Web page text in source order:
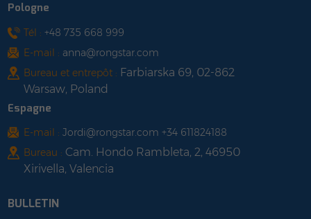
Pologne
Tél : +48 735 668 999
E-mail : anna@rongstar.com
Bureau et entrepôt : Farbiarska 69, 02-862
Warsaw, Poland
Espagne
E-mail : Jordi@rongstar.com +34 611824188
Bureau : Cam. Hondo Rambleta, 2, 46950
Xirivella, Valencia
BULLETIN